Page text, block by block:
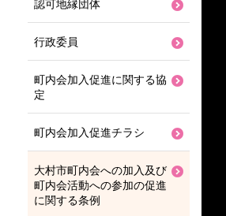
認可地縁団体
行政委員
町内会加入促進に関する協
定
町内会加入促進チラシ
大村市町内会への加入及び
町内会活動への参加の促進
に関する条例